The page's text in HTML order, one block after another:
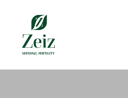
основному
контенту